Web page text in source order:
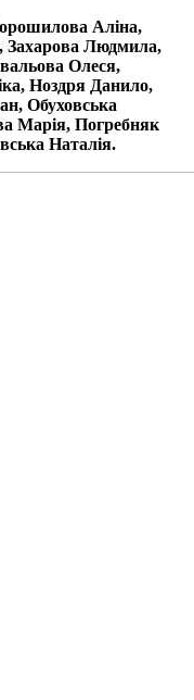
Аліна,
Захарова Людмила,
Олеся,
Ноздря Данило,
Обуховська
Марія, Погребняк
Наталія.